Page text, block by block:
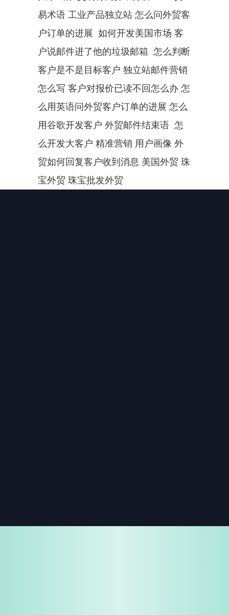
易术语 工业产品独立站 怎么问外贸客
户订单的进展  如何开发美国市场 客
户说邮件进了他的垃圾邮箱  怎么判断
客户是不是目标客户 独立站邮件营销
怎么写 客户对报价已读不回怎么办 怎
么用英语问外贸客户订单的进展 怎么
用谷歌开发客户 外贸邮件结束语  怎
么开发大客户 精准营销 用户画像 外
贸如何回复客户收到消息 美国外贸 珠
宝外贸 珠宝批发外贸